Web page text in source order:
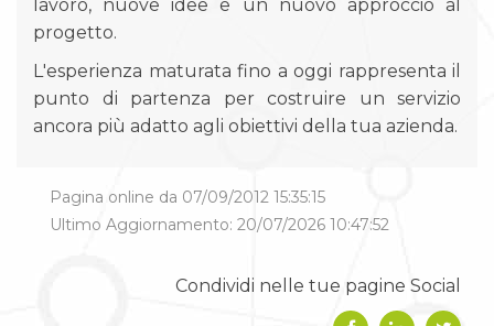
lavoro, nuove idee e un nuovo approccio al
progetto.
L'esperienza maturata fino a oggi rappresenta il
punto di partenza per costruire un servizio
ancora più adatto agli obiettivi della tua azienda.
Pagina online da 07/09/2012 15:35:15
Ultimo Aggiornamento: 20/07/2026 10:47:52
Condividi nelle tue pagine Social